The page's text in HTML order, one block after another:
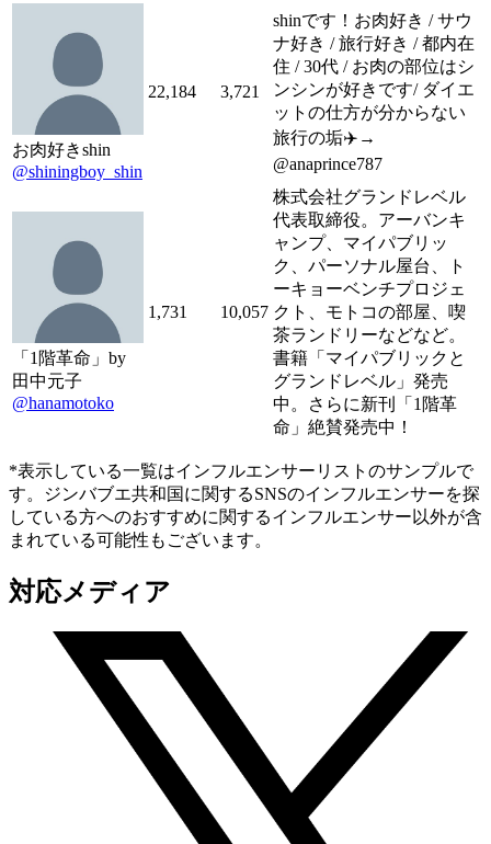
お肉好きshin
@shiningboy_shin
22,184 3,721
shinです！お肉好き / サウ
ナ好き / 旅行好き / 都内在
住 / 30代 / お肉の部位はシ
ンシンが好きです/ ダイエ
ットの仕方が分からない
旅行の垢✈️→
@anaprince787
「1階革命」by
田中元子
@hanamotoko
1,731 10,057
株式会社グランドレベル
代表取締役。アーバンキ
ャンプ、マイパブリッ
ク、パーソナル屋台、ト
ーキョーベンチプロジェ
クト、モトコの部屋、喫
茶ランドリーなどなど。
書籍「マイパブリックと
グランドレベル」発売
中。さらに新刊「1階革
命」絶賛発売中！
*表示している一覧はインフルエンサーリストのサンプルで
す。ジンバブエ共和国に関するSNSのインフルエンサーを探
している方へのおすすめに関するインフルエンサー以外が含
まれている可能性もございます。
対応メディア